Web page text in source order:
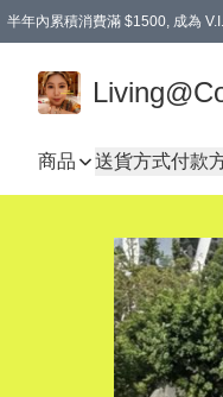
半年內累積消費滿 $1500, 成為
商品 送貨方式付款